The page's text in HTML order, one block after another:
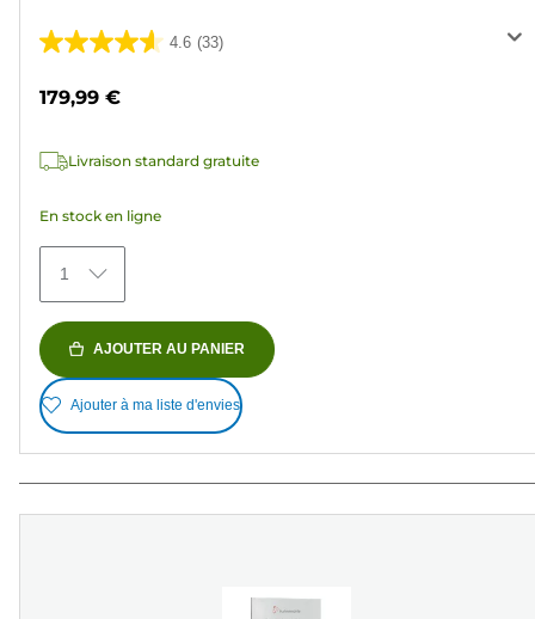
4.6 (33)
4.6
33
179,99 €
Livraison standard gratuite
En stock en ligne
1
AJOUTER AU PANIER
Ajouter à ma liste d'envies